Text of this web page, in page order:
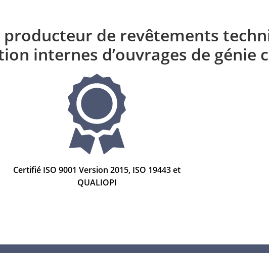
de revêtements
internes d’ouvrages de génie
Certifié ISO 9001 Version 2015, ISO 19443 et
QUALIOPI